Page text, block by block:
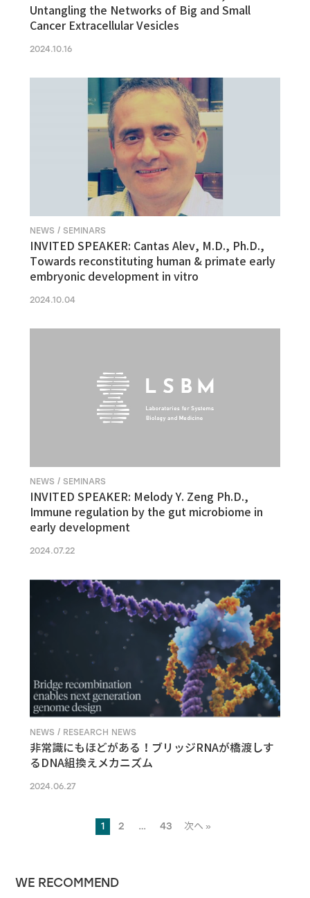
Untangling the Networks of Big and Small
Cancer Extracellular Vesicles
2024.10.16
NEWS / SEMINARS
INVITED SPEAKER: Cantas Alev, M.D., Ph.D.,
Towards reconstituting human & primate early
embryonic development in vitro
2024.10.04
NEWS / SEMINARS
INVITED SPEAKER: Melody Y. Zeng Ph.D.,
Immune regulation by the gut microbiome in
early development
2024.07.22
NEWS / RESEARCH NEWS
非常識にもほどがある！ブリッジRNAが橋渡しす
るDNA組換えメカニズム
2024.06.27
1 2 … 43 次へ »
WE RECOMMEND